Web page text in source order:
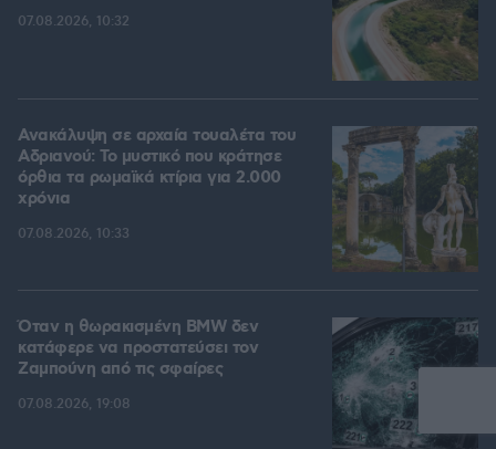
07.08.2026, 10:32
Ανακάλυψη σε αρχαία τουαλέτα του
Αδριανού: Το μυστικό που κράτησε
όρθια τα ρωμαϊκά κτίρια για 2.000
χρόνια
07.08.2026, 10:33
Όταν η θωρακισμένη BMW δεν
κατάφερε να προστατεύσει τον
Ζαμπούνη από τις σφαίρες
07.08.2026, 19:08